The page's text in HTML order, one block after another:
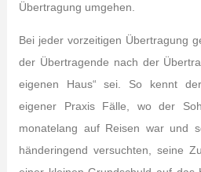
Übertragung umgehen.
Bei jeder vorzeitigen Übertragung
der Übertragende nach der
eigenen Haus“ sei. So kennt
eigener Praxis Fälle, wo der
monatelang auf Reisen war und
händeringend versuchten, seine